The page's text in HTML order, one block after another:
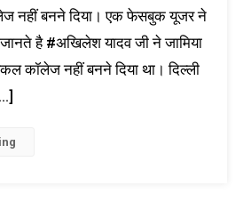
नहीं बनने दिया। एक फेसबुक यूजर ने
जानते है #अखिलेश यादव जी ने जामिया
कॉलेज नहीं बनने दिया था। दिल्ली